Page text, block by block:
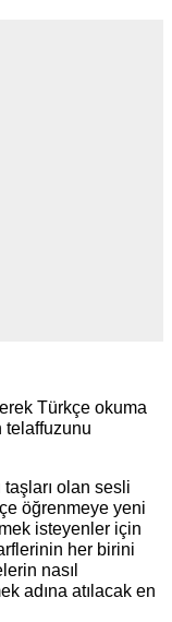
Türkçe okuma
telaffuzunu
olan sesli
öğrenmeye yeni
isteyenler için
her birini
nasıl
adına atılacak en